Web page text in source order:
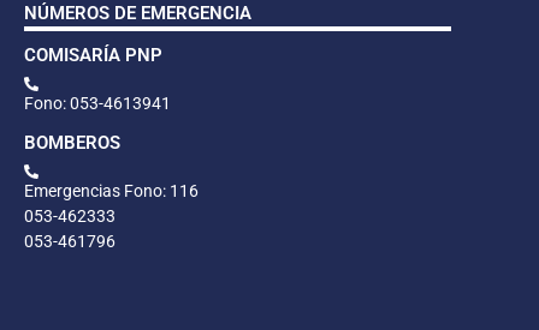
NÚMEROS DE EMERGENCIA
COMISARÍA PNP
Fono: 053-4613941
BOMBEROS
Emergencias Fono: 116
053-462333
053-461796